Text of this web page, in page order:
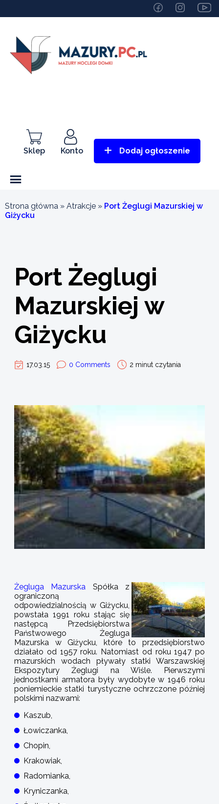
Sklep Konto Dodaj ogłoszenie
Strona główna » Atrakcje » Port Żeglugi Mazurskiej w
Giżycku
Port Żeglugi
Mazurskiej w
Giżycku
17.03.15 0 Comments 2 minut czytania
Żegluga Mazurska Spółka z
ograniczoną
odpowiedzialnością w Giżycku,
powstała 1991 roku stając się
następcą Przedsiębiorstwa
Państwowego Żegluga
Mazurska w Giżycku, które to przedsiębiorstwo
działało od 1957 roku. Natomiast od roku 1947 po
mazurskich wodach pływały statki Warszawskiej
Ekspozytury Żeglugi na Wiśle. Pierwszymi
jednostkami armatora były wydobyte w 1946 roku
poniemieckie statki turystyczne ochrzczone później
polskimi nazwami:
Kaszub,
Łowiczanka,
Chopin,
Krakowiak,
Radomianka,
Kryniczanka,